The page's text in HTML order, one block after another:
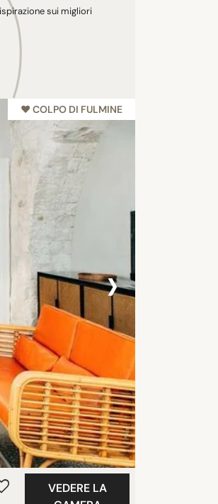
sui migliori
♥︎ COLPO DI FULMINE
›
VEDERE LA